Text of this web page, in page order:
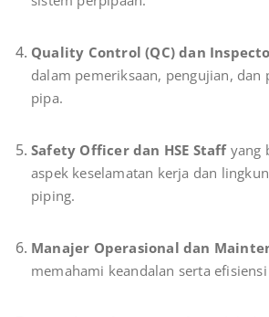
Quality Control (QC) dan
dalam pemeriksaan, pengujian, dan
pipa.
Safety Officer dan HSE Staffyang
aspek keselamatan kerja dan
piping.
Manajer Operasional dan
memahami keandalan serta